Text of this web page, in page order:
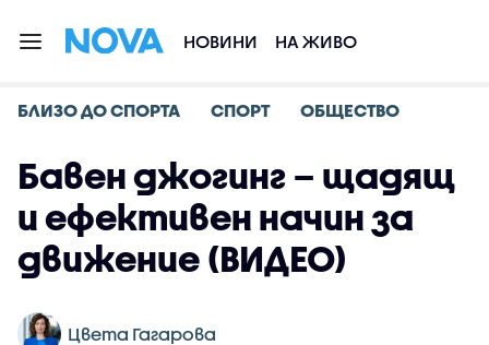
НОВИНИ НА ЖИВО
БЛИЗО ДО СПОРТА СПОРТ ОБЩЕСТВО
Бавен джогинг – щадящ
и ефективен начин за
движение (ВИДЕО)
Цвета Гагарова